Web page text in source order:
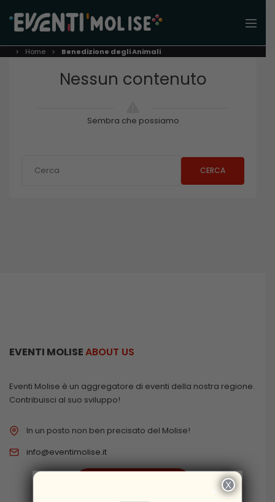
Home Benedizione degli Animali
Nessun contenuto
Sembra che possiamo
CERCA
EVENTI MOLISEABOUT US
Eventi Molise è un aggregatore di eventi della nostra regione.
Contribuisci al suo sviluppo!
In un posto non ben precisato del Molise!
info@eventimolise.it
× X